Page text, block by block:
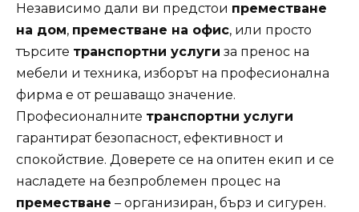
Независимо дали ви предстои преместване
на дом, преместване на офис, или просто
търсите транспортни услуги за пренос на
мебели и техника, изборът на професионална
фирма е от решаващо значение.
Професионалните транспортни услуги
гарантират безопасност, ефективност и
спокойствие. Доверете се на опитен екип и се
насладете на безпроблемен процес на
преместване – организиран, бърз и сигурен.